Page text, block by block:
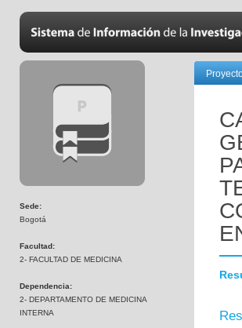
Sede:
Bogotá
Facultad:
2- FACULTAD DE MEDICINA
Dependencia:
2- DEPARTAMENTO DE MEDICINA
INTERNA